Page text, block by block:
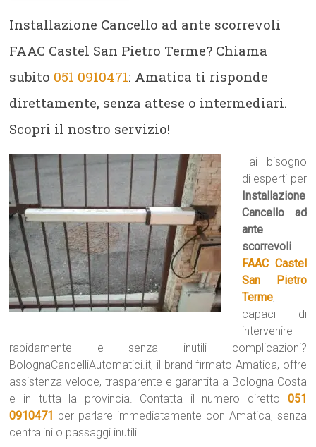
Installazione Cancello ad ante scorrevoli
FAAC Castel San Pietro Terme? Chiama
subito 051 0910471: Amatica ti risponde
direttamente, senza attese o intermediari.
Scopri il nostro servizio!
Hai bisogno
di esperti per
Installazione
Cancello ad
ante
scorrevoli
FAAC Castel
San Pietro
Terme,
capaci di
intervenire
rapidamente e senza inutili complicazioni?
BolognaCancelliAutomatici.it, il brand firmato Amatica, offre
assistenza veloce, trasparente e garantita a Bologna Costa
e in tutta la provincia. Contatta il numero diretto 051
0910471 per parlare immediatamente con Amatica, senza
centralini o passaggi inutili.